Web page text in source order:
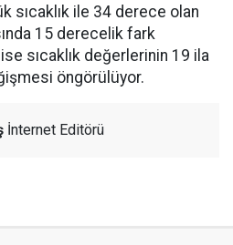
sıcaklık ile 34 derece olan
15 derecelik fark
sıcaklık değerlerinin 19 ila
öngörülüyor.
İnternet Editörü